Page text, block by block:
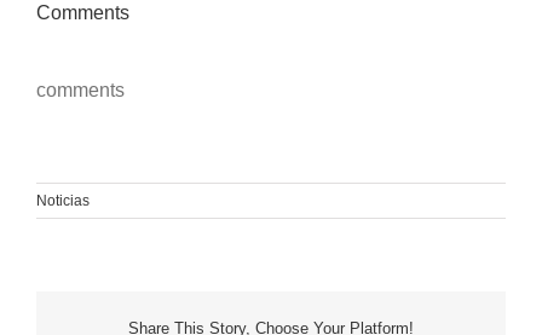
Comments
comments
Noticias
Share This Story, Choose Your Platform!